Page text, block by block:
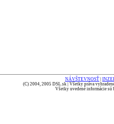
NÁVŠTEVNOSŤ
(C) 2004, 2005 DSL.sk | Všetky práva
Všetky uvedené informácie sú